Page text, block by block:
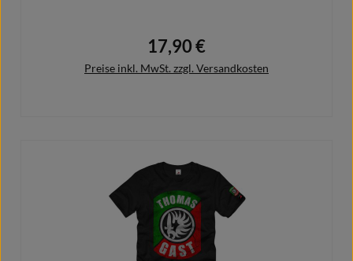
Regulärer Preis:
17,90 €
Preise inkl. MwSt. zzgl. Versandkosten
In den Warenkorb